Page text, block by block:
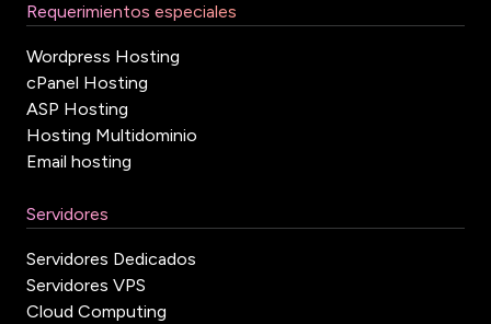
Requerimientos especiales
Wordpress Hosting
cPanel Hosting
ASP Hosting
Hosting Multidominio
Email hosting
Servidores
Servidores Dedicados
Servidores VPS
Cloud Computing